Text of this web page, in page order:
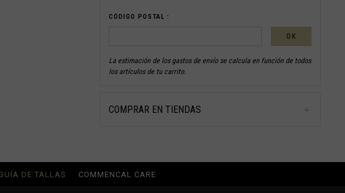
CÓDIGO POSTAL :
OK
La estimación de los gastos de envío se calcula en función de todos
los artículos de tu carrito.
COMPRAR EN TIENDAS
DE TALLAS COMMENCAL CARE